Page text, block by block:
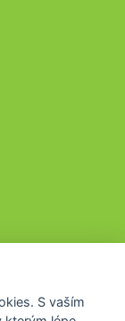
. S vaším